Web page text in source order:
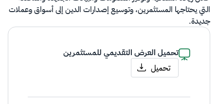
التي يحتاجها المستثمرين، وتوسيع إصدارات الدين إلى أسواق وعملات
جديدة.
تحميل ​​​​العرض التقديمي​ للمستثمرين​​​​
تحميل